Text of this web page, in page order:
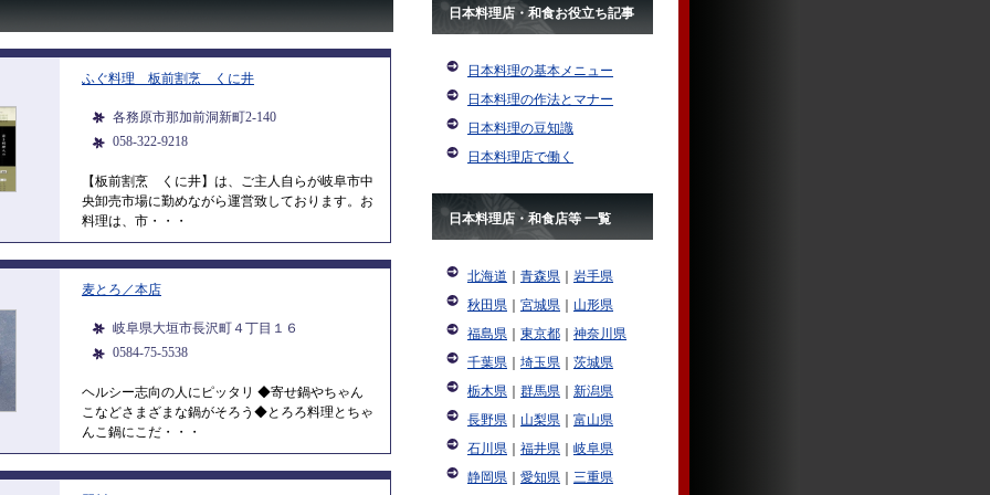
ふぐ料理 板前割烹 くに井
各務原市那加前洞新町2-140
058-322-9218
【板前割烹 くに井】は、ご主人自らが岐阜市中
央卸売市場に勤めながら運営致しております。お
料理は、市・・・
麦とろ／本店
岐阜県大垣市長沢町４丁目１６
0584-75-5538
ヘルシー志向の人にピッタリ ◆寄せ鍋やちゃん
こなどさまざまな鍋がそろう◆とろろ料理とちゃ
んこ鍋にこだ・・・
日本料理店・和食お役立ち記事
日本料理の基本メニュー
日本料理の作法とマナー
日本料理の豆知識
日本料理店で働く
日本料理店・和食店等 一覧
北海道 青森県
岩手県
秋田県
宮城県
山形県
福島県
東京都
神奈川県
千葉県
埼玉県
茨城県
栃木県
群馬県
新潟県
長野県
山梨県
富山県
石川県
福井県
岐阜県
静岡県
愛知県 三重県